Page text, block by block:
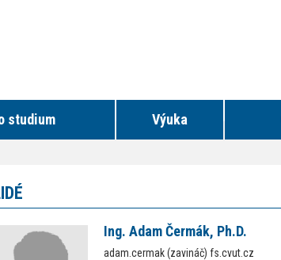
studium Výuka
Ing. Adam Čermák, Ph.D.
adam.cermak (zavináč) fs.cvut.cz